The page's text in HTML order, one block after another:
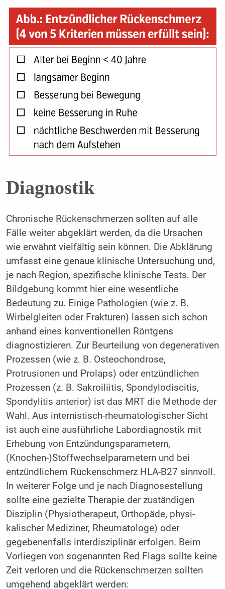
Diagnostik
Chronische Rückenschmerzen sollten auf alle
Fälle weiter abgeklärt werden, da die Ursachen
wie erwähnt vielfältig sein können. Die Abklärung
umfasst eine genaue klinische Untersuchung und,
je nach Region, spezifische klinische Tests. Der
Bildgebung kommt hier eine wesentliche
Bedeutung zu. Einige Pathologien (wie z. B.
Wirbelgleiten oder Frakturen) lassen sich schon
anhand eines konventionellen Röntgens
diagnostizieren. Zur Beurteilung von degenerativen
Prozessen (wie z. B. Osteochondrose,
Protrusionen und Prolaps) oder entzündlichen
Prozessen (z. B. Sakroiliitis, Spondylodiscitis,
Spondylitis anterior) ist das MRT die ­Methode der
Wahl. Aus internistisch-rheumatologischer Sicht
ist auch eine ausführ­liche Labordiagnostik mit
Erhebung von Entzündungsparametern,
(Knochen-)Stoffwechselparametern und bei
entzündlichem Rückenschmerz HLA-B27 sinnvoll.
In weiterer Folge und je nach Diagnosestellung
sollte eine gezielte Therapie der zuständigen
Disziplin (Physiotherapeut, Orthopäde, phy­si­
kalischer Mediziner, Rheumatologe) oder
gegebenenfalls interdisziplinär erfolgen. Beim
Vorliegen von sogenannten Red Flags sollte keine
Zeit verloren und die Rückenschmerzen sollten
umgehend abgeklärt werden: